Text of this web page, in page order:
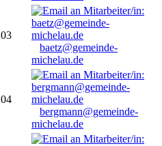
baetz@gemeinde-
michelau.de
bergmann@gemeinde-
michelau.de